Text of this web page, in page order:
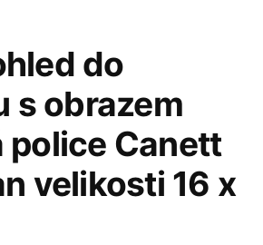
do
s obrazem
police Canett
velikosti 16 x